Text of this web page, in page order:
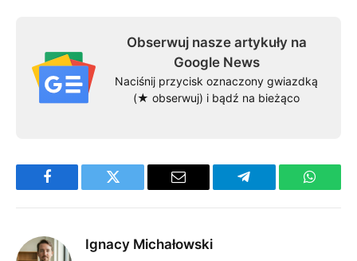
Obserwuj nasze artykuły na
Google News
Naciśnij przycisk oznaczony gwiazdką
(★ obserwuj) i bądź na bieżąco
Facebook Twitter Email Telegram
Ignacy Michałowski